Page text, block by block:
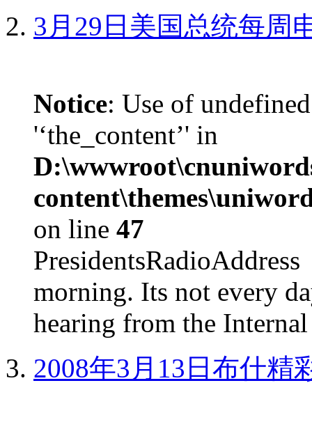
3月29日美国总统每周
Notice: Use of
'‘the_content’' in
on line 47
morning. Its not every
hearing from the
2008年3月13日布什精